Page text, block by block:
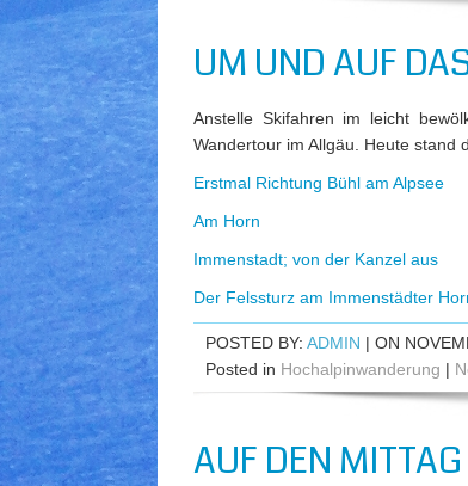
UM UND AUF
Anstelle Skifahren im leicht
Wandertour im Allgäu. Heute stand
Erstmal Richtung Bühl am Alpsee
Am Horn
Immenstadt; von der Kanzel aus
Der Felssturz am Immenstädter
POSTED BY: ADMIN | ON
Posted in Hochalpinwanderung |
AUF DEN